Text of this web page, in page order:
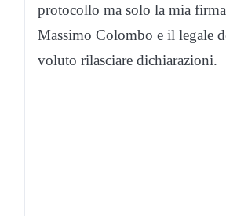
protocollo ma solo la mia
Massimo Colombo e il legale
voluto rilasciare dichiarazioni.